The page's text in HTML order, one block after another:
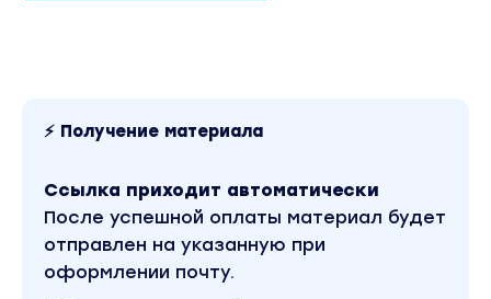
• Facebook Bussines Manager (входящие,
календарь, Commerce Manager)
5. Финансы • Учет • Налоги
• самозанятость (регистрация, ставка,
плюсы и минусы, приложение «Мой налог‎»‎)
• индивидуальное предпринимательство
⚡ Получение материала
Ссылка приходит автоматически
После успешной оплаты материал будет
отправлен на указанную при
оформлении почту.